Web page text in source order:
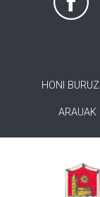
HONI BURUZ
ARAUAK